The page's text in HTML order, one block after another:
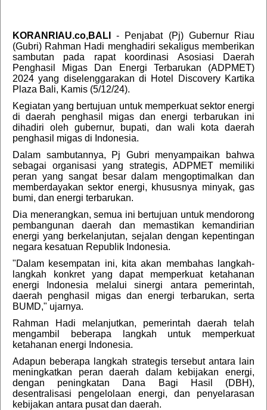
KORANRIAU.co,BALI
- Penjabat (Pj) Gubernur Riau
(Gubri) Rahman Hadi menghadiri sekaligus memberikan
sambutan pada rapat koordinasi Asosiasi Daerah
Penghasil Migas Dan Energi Terbarukan (ADPMET)
2024 yang diselenggarakan di Hotel Discovery Kartika
Plaza Bali, Kamis (5/12/24).
Kegiatan yang bertujuan untuk memperkuat sektor energi
di daerah penghasil migas dan energi terbarukan ini
dihadiri oleh gubernur, bupati, dan wali kota daerah
penghasil migas di Indonesia.
Dalam sambutannya, Pj Gubri menyampaikan bahwa
sebagai organisasi yang strategis, ADPMET memiliki
peran yang sangat besar dalam mengoptimalkan dan
memberdayakan sektor energi, khususnya minyak, gas
bumi, dan energi terbarukan.
Dia menerangkan, semua ini bertujuan untuk mendorong
pembangunan daerah dan memastikan kemandirian
energi yang berkelanjutan, sejalan dengan kepentingan
negara kesatuan Republik Indonesia.
"Dalam kesempatan ini, kita akan membahas langkah-
langkah konkret yang dapat memperkuat ketahanan
energi Indonesia melalui sinergi antara pemerintah,
daerah penghasil migas dan energi terbarukan, serta
BUMD," ujarnya.
Rahman Hadi melanjutkan, pemerintah daerah telah
mengambil beberapa langkah untuk memperkuat
ketahanan energi Indonesia.
Adapun beberapa langkah strategis tersebut antara lain
meningkatkan peran daerah dalam kebijakan energi,
dengan peningkatan Dana Bagi Hasil (DBH),
desentralisasi pengelolaan energi, dan penyelarasan
kebijakan antara pusat dan daerah.